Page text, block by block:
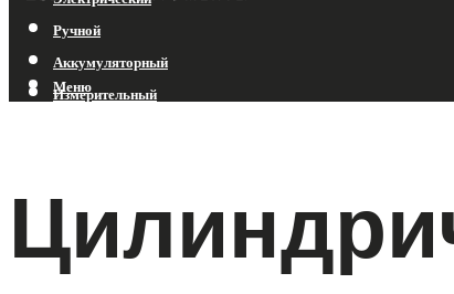
Ручной
Аккумуляторный
Измерительный
Меню